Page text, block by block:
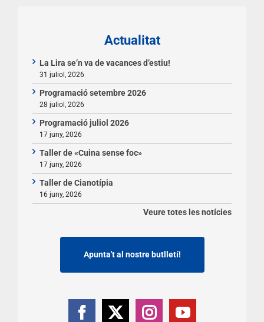
Actualitat
La Lira se’n va de vacances d’estiu!
31 juliol, 2026
Programació setembre 2026
28 juliol, 2026
Programació juliol 2026
17 juny, 2026
Taller de «Cuina sense foc»
17 juny, 2026
Taller de Cianotípia
16 juny, 2026
Veure totes les notícies
Apunta't al nostre butlletí!